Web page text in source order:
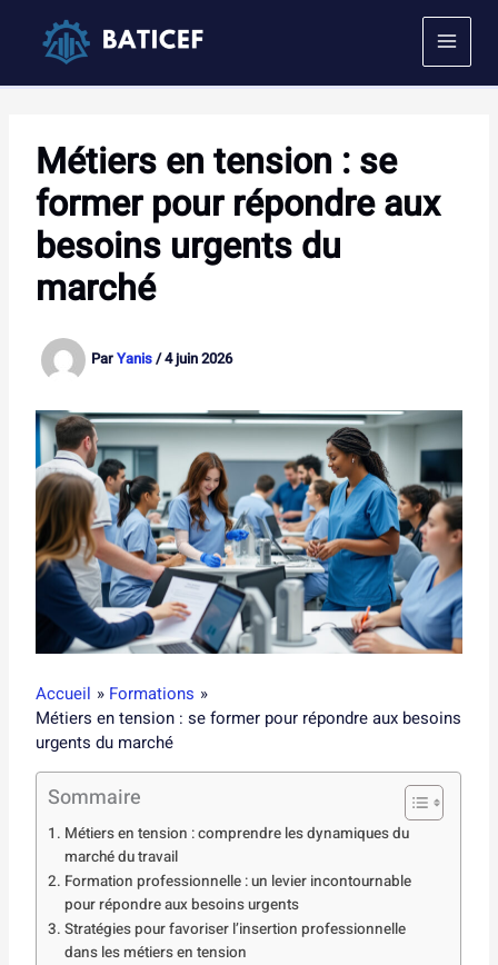
contenu
Métiers en tension : se
former pour répondre aux
besoins urgents du
marché
ParYanis/4 juin 2026
Accueil
Formations
Métiers en tension : se former pour répondre aux besoins
urgents du marché
Sommaire
Métiers en tension : comprendre les dynamiques du
marché du travail
Formation professionnelle : un levier incontournable
pour répondre aux besoins urgents
Stratégies pour favoriser l’insertion professionnelle
dans les métiers en tension